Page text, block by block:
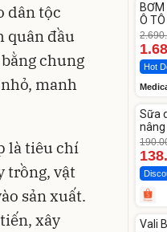
dân tộc
quân đầu
chung
manh
là tiêu chí
trồng, vật
sản xuất.
xây
-37%
BƠM
Ô TÔ
Hot
-27%
Sữa
-17%
Vali